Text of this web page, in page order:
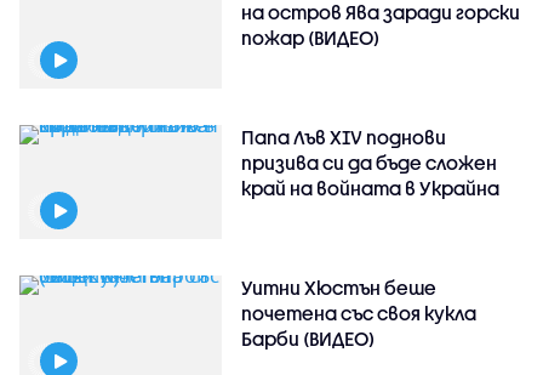
на остров Ява заради горски
пожар (ВИДЕО)
Папа Лъв XIV поднови
призива си да бъде сложен
край на войната в Украйна
Уитни Хюстън беше
почетена със своя кукла
Барби (ВИДЕО)